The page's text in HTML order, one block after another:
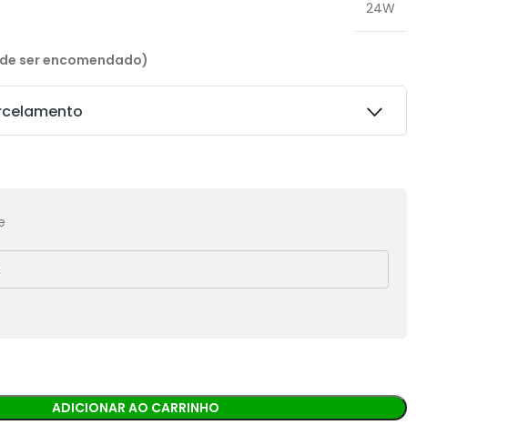
24W
ser encomendado)
você receberá os detalhes para realizar o pagamento.
ADICIONAR AO CARRINHO